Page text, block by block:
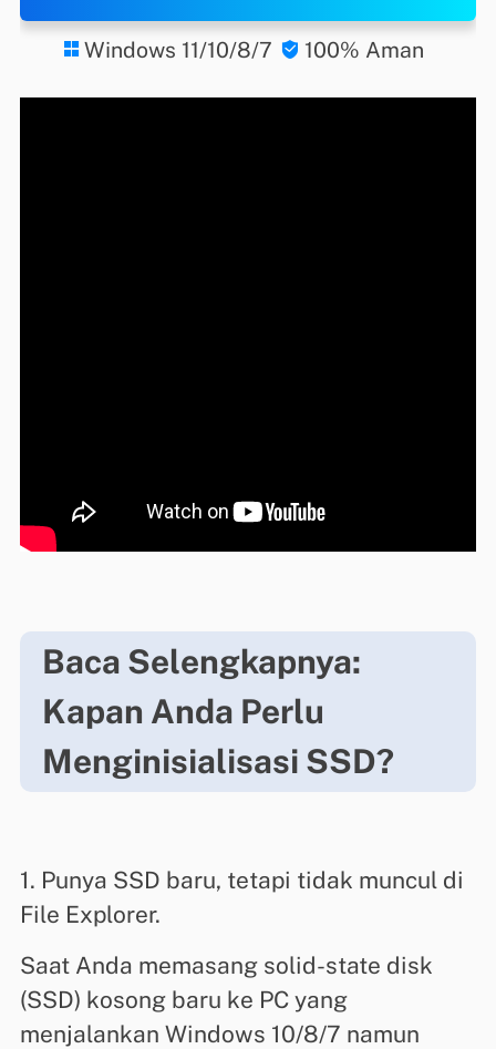
 Windows 11/10/8/7  100% Aman
Baca Selengkapnya:
Kapan Anda Perlu
Menginisialisasi SSD?
1. Punya SSD baru, tetapi tidak muncul di
File Explorer.
Saat Anda memasang solid-state disk
(SSD) kosong baru ke PC yang
menjalankan Windows 10/8/7 namun